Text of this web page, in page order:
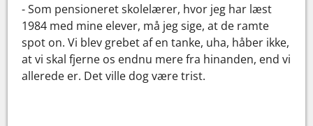
- Som pensioneret skolelærer, hvor jeg har læst
1984 med mine elever, må jeg sige, at de ramte
spot on. Vi blev grebet af en tanke, uha, håber ikke,
at vi skal fjerne os endnu mere fra hinanden, end vi
allerede er. Det ville dog være trist.